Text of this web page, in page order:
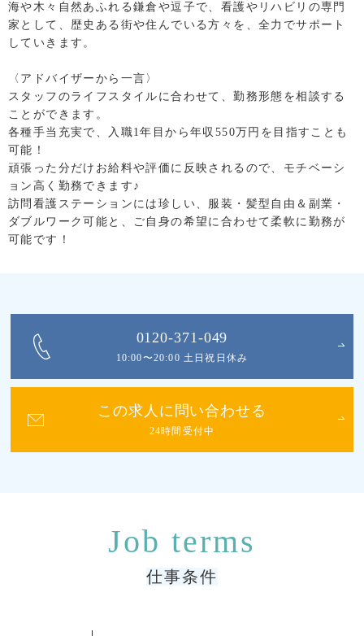
海や木々自然あふれる鎌倉や逗子で、看護やリハビリの専門
家として、歴史ある街や住んでいる方々を、全力でサポート
していきます。
〈アドバイザーから一言〉
スタッフのライフスタイルに合わせて、勤務形態を相談する
ことができます。
各種手当充実で、入職1年目から年収550万円を目指すことも
可能！
頑張った分だけお給料や評価に反映されるので、モチベーシ
ョン高く勤務できます♪
訪問看護ステーションには珍しい、服装・髪型自由＆副業・
ダブルワーク可能と、ご自身の希望に合わせて柔軟に勤務が
可能です！
0120-371-049
10:00〜20:00 土日祝日休み
この求人に問い合わせる
24時間受付中
仕事条件